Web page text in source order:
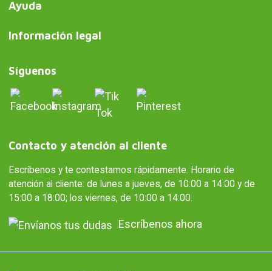
Ayuda
Información legal
Síguenos
Contacto y atención al cliente
Escríbenos y te contestamos rápidamente. Horario de
atención al cliente: de lunes a jueves, de 10:00 a 14:00 y de
15:00 a 18:00; los viernes, de 10:00 a 14:00.
Escríbenos ahora